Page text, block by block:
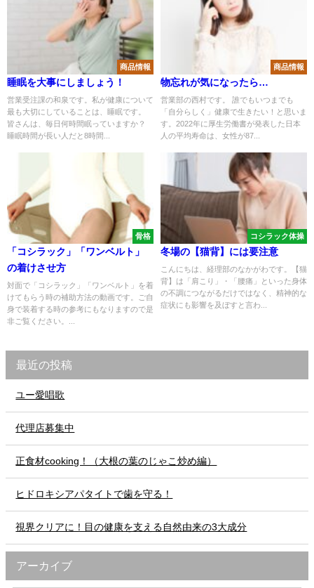
商品情報
睡眠を大事にしましょう！
営業受注課の和泉です。私が健康について
最も大切にしていることは、睡眠です。
皆さんは、毎日何時間眠っていますか？
睡眠時間が長い人だと8時間...
商品情報
物忘れが気になったら…
営業部の西村です。 誰でもいつまでも
「自分らしく」健康で生きたい！と思いま
す。2022年に厚生労働書が発表した日本
人の平均寿命は、女性が87...
骨格
「コシラック」「ワンベルト」
の着けさせ方
対面で「コシラック」「ワンベルト」を着
けてもらう時の補助方法の動画です。ご自
身で装着する時の参考にもなりますので是
非ご覧ください。...
コシラック体操
冬場の【猫背】には要注意
こんにちは、経理部のなかがわです。【猫
背】は「肩こり」・「腰痛」といった身体
の不調につながるだけではなく、精神的な
症状にも影響を及ぼすと言わ...
最近の投稿
ユー愛唱歌
代理店募集中
正食材cooking！（大根の葉のじゃこ炒め編）
ヒドロキシアパタイトで歯を守る！
視界クリアに！目の健康を支える自然由来の3大成分
アーカイブ